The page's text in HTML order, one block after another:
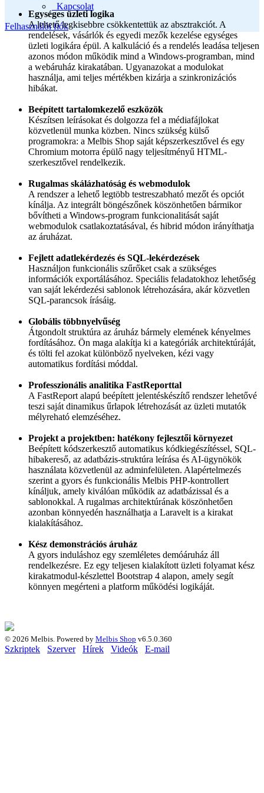
Kapcsolat
Felhasználói fiók
Egységes üzleti logika
A lehető legkisebbre csökkentettük az absztrakciót. A
rendelések, vásárlók és egyedi mezők kezelése egységes
üzleti logikára épül. A kalkuláció és a rendelés leadása teljesen
azonos módon működik mind a Windows-programban, mind
a webáruház kirakatában. Ugyanazokat a modulokat
használja, ami teljes mértékben kizárja a szinkronizációs
hibákat.
Beépített tartalomkezelő eszközök
Készítsen leírásokat és dolgozza fel a médiafájlokat
közvetlenül munka közben. Nincs szükség külső
programokra: a Melbis Shop saját képszerkesztővel és egy
Chromium motorra épülő nagy teljesítményű HTML-
szerkesztővel rendelkezik.
Rugalmas skálázhatóság és webmodulok
A rendszer a lehető legtöbb testreszabható mezőt és opciót
kínálja. Az integrált böngészőnek köszönhetően bármikor
bővítheti a Windows-program funkcionalitását saját
webmodulok csatlakoztatásával, és hibrid módon irányíthatja
az áruházat.
Fejlett adatlekérdezés és SQL-lekérdezések
Használjon funkcionális szűrőket csak a szükséges
információk exportálásához. Speciális feladatokhoz lehetőség
van saját lekérdezési sablonok létrehozására, akár közvetlen
SQL-parancsok írásáig.
Globális többnyelvűség
Átgondolt struktúra az áruház bármely elemének kényelmes
fordításához. Ön maga alakítja ki a kategóriák architektúráját,
és tölti fel azokat különböző nyelveken, kézi vagy
automatikus fordítási móddal.
Professzionális analitika FastReporttal
A FastReport alapú beépített jelentéskészítő rendszer lehetővé
teszi saját dinamikus űrlapok létrehozását az üzleti mutatók
mélyreható elemzéséhez.
Projekt a projektben: hatékony fejlesztői környezet
Beépített kódszerkesztő automatikus kódkiegészítéssel, SQL-
hibakereső, az adatbázis-struktúra leírása és AI-ügynökök
használata közvetlenül az adminfelületen. Alapértelmezés
szerint a gyors és funkcionális Melbis PHP-kontrollert
kínáljuk, amely kiválóan működik az adatbázissal és a
sablonokkal. A rugalmas architektúrának köszönhetően
azonban könnyedén használhatja a Laravelt is a kirakat
kialakításához.
Kész demonstrációs áruház
A gyors induláshoz egy szemléletes demóáruház áll
rendelkezésre. Ez egy teljesen kialakított üzleti folyamat kész
kirakatmodul-készlettel Bootstrap 4 alapon, amely segít
könnyen megérteni a platform működési logikáját.
© 2026 Melbis. Powered by Melbis Shop v6.5.0.360
Szkriptek Szerver Hírek Videók E-mail